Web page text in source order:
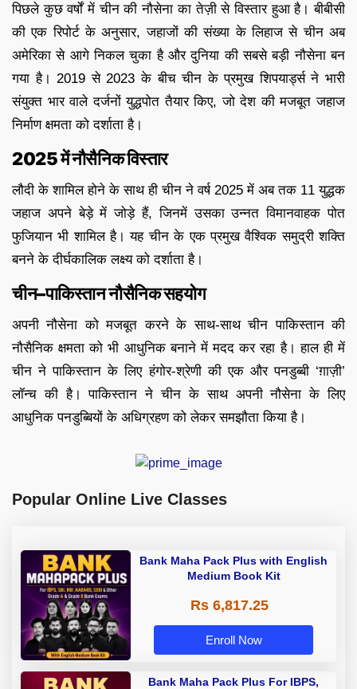
पिछले कुछ वर्षों में चीन की नौसेना का तेज़ी से विस्तार हुआ है। बीबीसी
की एक रिपोर्ट के अनुसार, जहाजों की संख्या के लिहाज से चीन अब
अमेरिका से आगे निकल चुका है और दुनिया की सबसे बड़ी नौसेना बन
गया है। 2019 से 2023 के बीच चीन के प्रमुख शिपयार्ड्स ने भारी
संयुक्त भार वाले दर्जनों युद्धपोत तैयार किए, जो देश की मजबूत जहाज
निर्माण क्षमता को दर्शाता है।
2025 में नौसैनिक विस्तार
लौदी के शामिल होने के साथ ही चीन ने वर्ष 2025 में अब तक 11 युद्धक
जहाज अपने बेड़े में जोड़े हैं, जिनमें उसका उन्नत विमानवाहक पोत
फुजियान भी शामिल है। यह चीन के एक प्रमुख वैश्विक समुद्री शक्ति
बनने के दीर्घकालिक लक्ष्य को दर्शाता है।
चीन–पाकिस्तान नौसैनिक सहयोग
अपनी नौसेना को मजबूत करने के साथ-साथ चीन पाकिस्तान की
नौसैनिक क्षमता को भी आधुनिक बनाने में मदद कर रहा है। हाल ही में
चीन ने पाकिस्तान के लिए हंगोर-श्रेणी की एक और पनडुब्बी ‘ग़ाज़ी’
लॉन्च की है। पाकिस्तान ने चीन के साथ अपनी नौसेना के लिए
आधुनिक पनडुब्बियों के अधिग्रहण को लेकर समझौता किया है।
Popular Online Live Classes
Bank Maha Pack Plus with English
Medium Book Kit
Rs 6,817.25
Enroll Now
Bank Maha Pack Plus For IBPS,